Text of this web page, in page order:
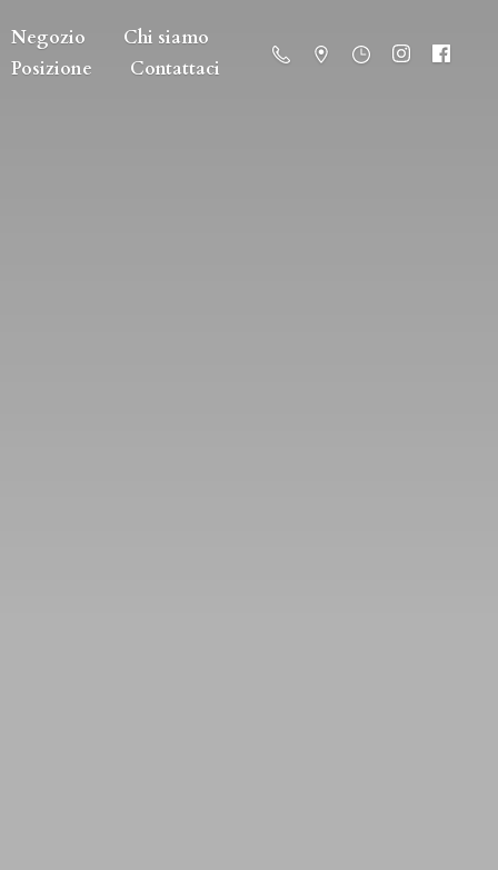
Negozio
Chi siamo
Posizione
Contattaci